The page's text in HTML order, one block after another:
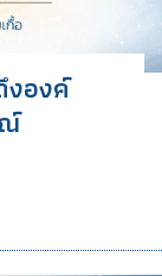
งองค์